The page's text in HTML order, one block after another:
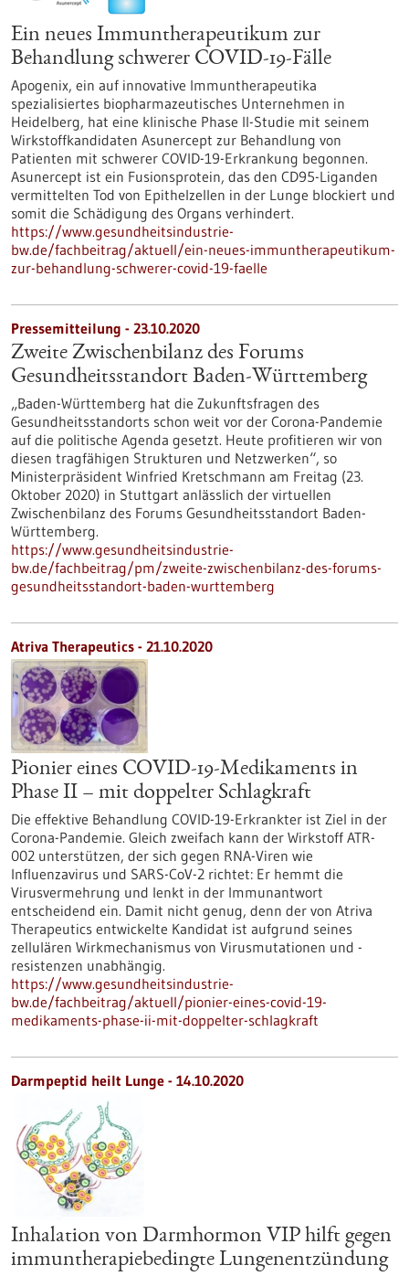
Ein neues Immuntherapeutikum zur
Behandlung schwerer COVID-19-Fälle
Apogenix, ein auf innovative Immuntherapeutika
spezialisiertes biopharmazeutisches Unternehmen in
Heidelberg, hat eine klinische Phase II-Studie mit seinem
Wirkstoffkandidaten Asunercept zur Behandlung von
Patienten mit schwerer COVID-19-Erkrankung begonnen.
Asunercept ist ein Fusionsprotein, das den CD95-Liganden
vermittelten Tod von Epithelzellen in der Lunge blockiert und
somit die Schädigung des Organs verhindert.
https://www.gesundheitsindustrie-
bw.de/fachbeitrag/aktuell/ein-neues-immuntherapeutikum-
zur-behandlung-schwerer-covid-19-faelle
Pressemitteilung - 23.10.2020
Zweite Zwischenbilanz des Forums
Gesundheitsstandort Baden-Württemberg
„Baden-Württemberg hat die Zukunftsfragen des
Gesundheitsstandorts schon weit vor der Corona-Pandemie
auf die politische Agenda gesetzt. Heute profitieren wir von
diesen tragfähigen Strukturen und Netzwerken“, so
Ministerpräsident Winfried Kretschmann am Freitag (23.
Oktober 2020) in Stuttgart anlässlich der virtuellen
Zwischenbilanz des Forums Gesundheitsstandort Baden-
Württemberg.
https://www.gesundheitsindustrie-
bw.de/fachbeitrag/pm/zweite-zwischenbilanz-des-forums-
gesundheitsstandort-baden-wurttemberg
Atriva Therapeutics - 21.10.2020
Pionier eines COVID-19-Medikaments in
Phase II – mit doppelter Schlagkraft
Die effektive Behandlung COVID-19-Erkrankter ist Ziel in der
Corona-Pandemie. Gleich zweifach kann der Wirkstoff ATR-
002 unterstützen, der sich gegen RNA-Viren wie
Influenzavirus und SARS-CoV-2 richtet: Er hemmt die
Virusvermehrung und lenkt in der Immunantwort
entscheidend ein. Damit nicht genug, denn der von Atriva
Therapeutics entwickelte Kandidat ist aufgrund seines
zellulären Wirkmechanismus von Virusmutationen und -
resistenzen unabhängig.
https://www.gesundheitsindustrie-
bw.de/fachbeitrag/aktuell/pionier-eines-covid-19-
medikaments-phase-ii-mit-doppelter-schlagkraft
Darmpeptid heilt Lunge - 14.10.2020
Inhalation von Darmhormon VIP hilft gegen
immuntherapiebedingte Lungenentzündung